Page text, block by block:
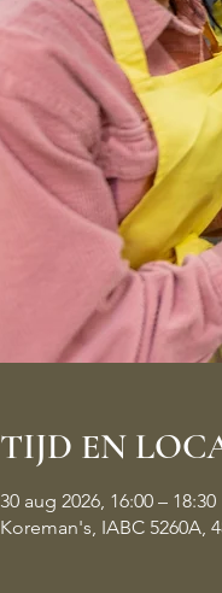
TIJD EN
30 aug 2026, 16:00 – 18:30
Koreman's, IABC 5260A,